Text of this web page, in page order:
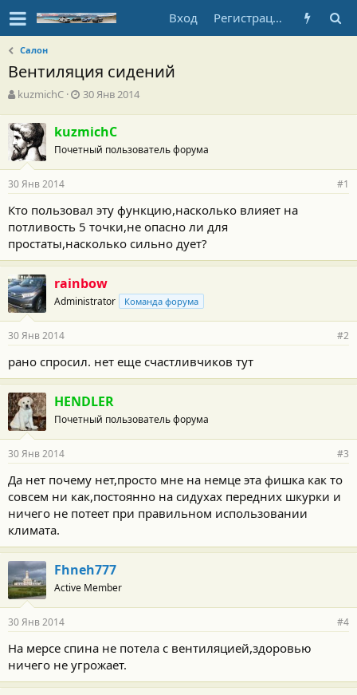
Вход Регистрация
Салон
Вентиляция сидений
А
т
о
р
т
е
м
ы
kuzmichC
Д
а
н
а
л
а
30 Янв 2014
kuzmichC
Почетный пользователь форума
30 Янв 2014 #1
Кто пользовал эту функцию,насколько влияет на
потливость 5 точки,не опасно ли для
простаты,насколько сильно дует?
rainbow
Administrator Команда форума
30 Янв 2014 #2
рано спросил. нет еще счастливчиков тут
HENDLER
Почетный пользователь форума
30 Янв 2014 #3
Да нет почему нет,просто мне на немце эта фишка как то
совсем ни как,постоянно на сидухах передних шкурки и
ничего не потеет при правильном использовании
климата.
Fhneh777
Active Member
30 Янв 2014 #4
На мерсе спина не потела с вентиляцией,здоровью
ничего не угрожает.